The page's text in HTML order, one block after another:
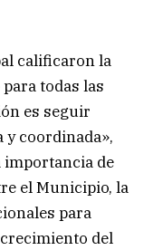
calificaron la
todas las
es seguir
coordinada»,
importancia de
el Municipio, la
para
del